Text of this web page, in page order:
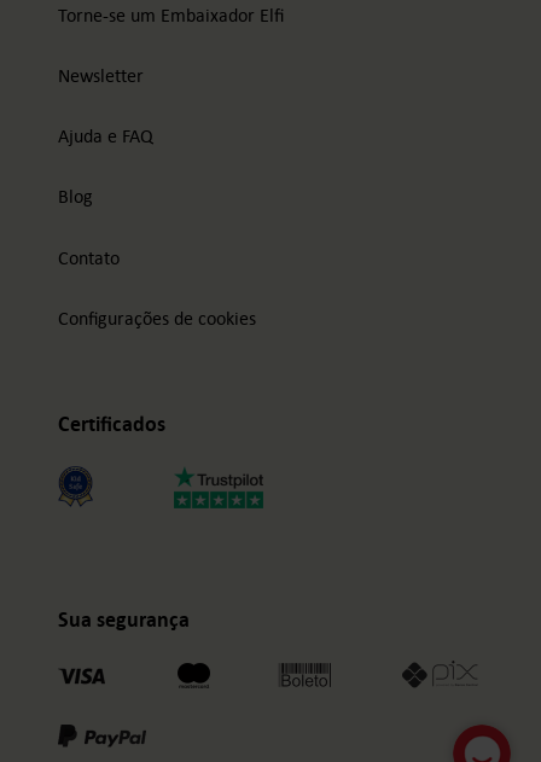
Torne-se um Embaixador Elfi
Newsletter
Ajuda e FAQ
Blog
Contato
Configurações de cookies
Certificados
Sua segurança